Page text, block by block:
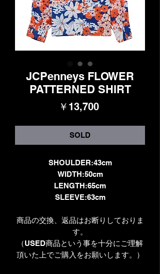
JCPenneys FLOWER
PATTERNED SHIRT
￥13,700価
SOLD
SHOULDER:43cm
WIDTH:50cm
LENGTH:65cm
SLEEVE:63cm
商品の交換、返品はお断りしておりま
す。
（USED商品という事を十分にご理解
頂いた上でご購入をお願いします。）